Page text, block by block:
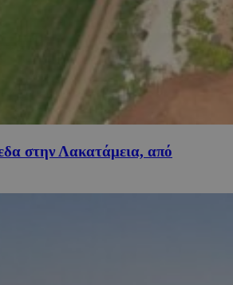
στην Λακατάμεια, από